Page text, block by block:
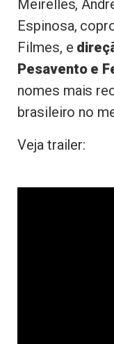
Meirelles,
Espinosa,
Filmes, e
Pesavento e
nomes mais
brasileiro no
Veja trailer: